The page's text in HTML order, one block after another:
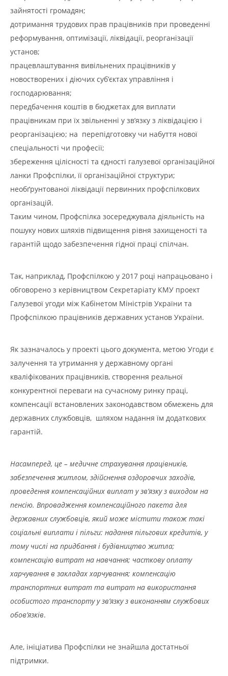
зайнятості громадян;
дотримання трудових прав працівників при проведенні
реформування, оптимізації, ліквідації, реорганізації
установ;
працевлаштування вивільнених працівників у
новостворених і діючих суб’єктах управління і
господарювання;
передбачення коштів в бюджетах для виплати
працівникам при їх звільненні у зв’язку з ліквідацією і
реорганізацією; на перепідготовку чи набуття нової
спеціальності чи професії;
збереження цілісності та єдності галузевої організаційної
ланки Профспілки, її організаційної структури;
необґрунтованої ліквідації первинних профспілкових
організацій.
Таким чином, Профспілка зосереджувала діяльність на
пошуку нових шляхів підвищення рівня захищеності та
гарантій щодо забезпечення гідної праці спілчан.
Так, наприклад, Профспілкою у 2017 році напрацьовано і
обговорено з керівництвом Секретаріату КМУ проект
Галузевої угоди між Кабінетом Міністрів України та
Профспілкою працівників державних установ України.
Як зазначалось у проекті цього документа, метою Угоди є
залучення та утримання у державному органі
кваліфікованих працівників, створення реальної
конкурентної переваги на сучасному ринку праці,
компенсації встановлених законодавством обмежень для
державних службовців, шляхом надання їм додаткових
гарантій.
Насамперед, це – медичне страхування працівників,
забезпечення житлом, здійснення оздоровчих заходів,
проведення компенсаційних виплат у зв’язку з виходом на
пенсію. Впровадження компенсаційного пакета для
державних службовців, який може містити також такі
соціальні виплати і пільги: надання пільгових кредитів, у
тому числі на придбання і будівництво житла;
компенсацію витрат на навчання; часткову оплату
харчування в закладах харчування; компенсацію
транспортних витрат та витрат на використання
особистого транспорту у зв’язку з виконанням службових
обов’язків.
Але, ініціатива Профспілки не знайшла достатньої
підтримки.